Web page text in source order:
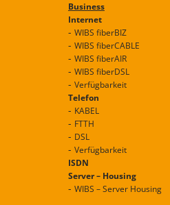
Business
Internet
WIBS fiberBIZ
WIBS fiberCABLE
WIBS fiberAIR
WIBS fiberDSL
Verfügbarkeit
Telefon
KABEL
FTTH
DSL
Verfügbarkeit
ISDN
Server – Housing
WIBS – Server Housing